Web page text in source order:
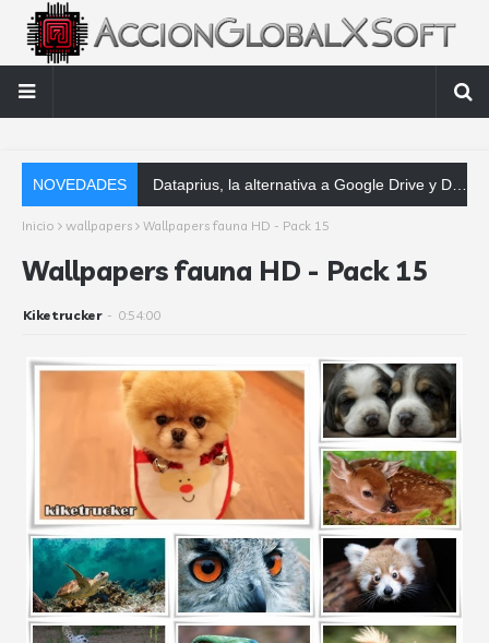
NOVEDADES Dataprius, la alternativa a Google Drive y Dropbox que las empresas deberían conocer
Inicio wallpapers Wallpapers fauna HD - Pack 15
Wallpapers fauna HD - Pack 15
Kiketrucker - 0:54:00